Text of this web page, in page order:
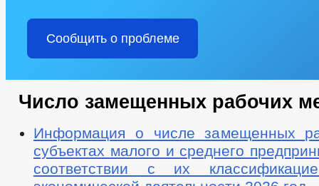
Сообщить о проблеме
Число замещенных рабочих
Информация о числе замещенных
субъектах малого и среднего
соответствии с их